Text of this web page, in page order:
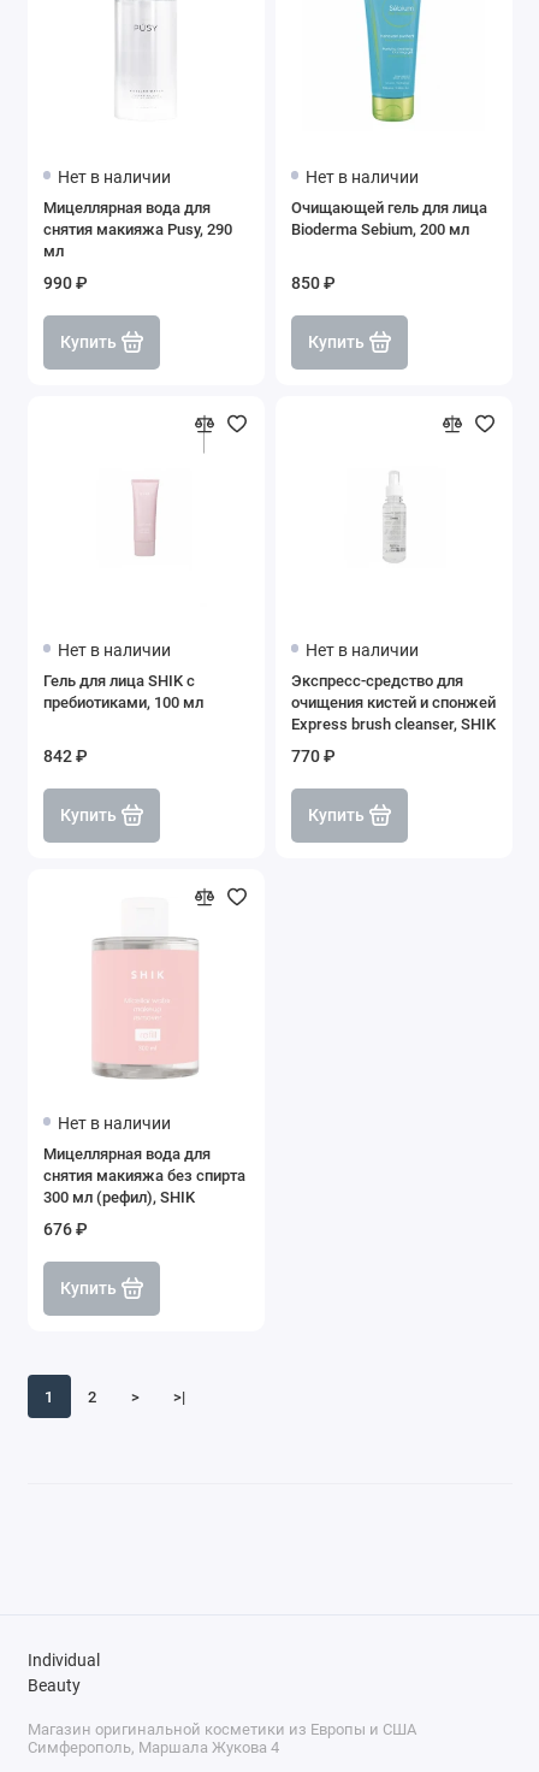
Нет в наличии
Мицеллярная вода для
снятия макияжа Pusy, 290
мл
990 ₽
Купить
Нет в наличии
Очищающей гель для лица
Bioderma Sebium, 200 мл
850 ₽
Купить
Нет в наличии
Гель для лица SHIK с
пребиотиками, 100 мл
842 ₽
Купить
Нет в наличии
Экспресс-средство для
очищения кистей и спонжей
Express brush cleanser, SHIK
770 ₽
Купить
Нет в наличии
Мицеллярная вода для
снятия макияжа без спирта
300 мл (рефил), SHIK
676 ₽
Купить
1 2 > >|
Individual
Beauty
Магазин оригинальной косметики из Европы и США
Симферополь, Маршала Жукова 4